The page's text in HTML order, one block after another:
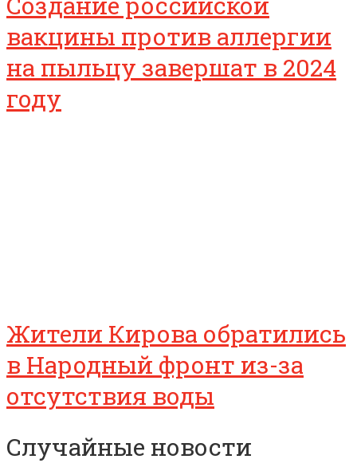
вакцины против аллергии
на пыльцу завершат в 2024
году
Жители Кирова обратились
в Народный фронт из-за
отсутствия воды
Случайные новости